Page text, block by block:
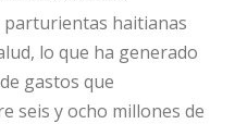
ti
r
parturientas haitianas
lo que ha generado
gastos que
seis y ocho millones de